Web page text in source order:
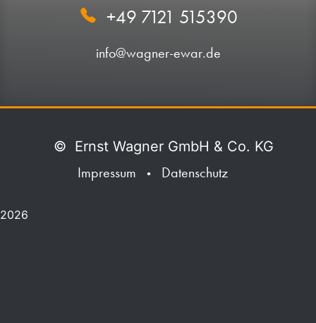
+49 7121 515390
info@wagner-ewar.de
© Ernst Wagner GmbH & Co. KG
Impressum
• Datenschutz
2026